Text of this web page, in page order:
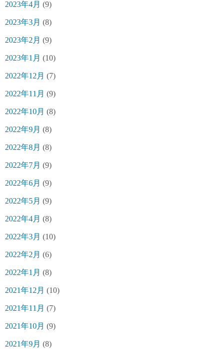
2023年4月 (9)
2023年3月 (8)
2023年2月 (9)
2023年1月 (10)
2022年12月 (7)
2022年11月 (9)
2022年10月 (8)
2022年9月 (8)
2022年8月 (8)
2022年7月 (9)
2022年6月 (9)
2022年5月 (9)
2022年4月 (8)
2022年3月 (10)
2022年2月 (6)
2022年1月 (8)
2021年12月 (10)
2021年11月 (7)
2021年10月 (9)
2021年9月 (8)